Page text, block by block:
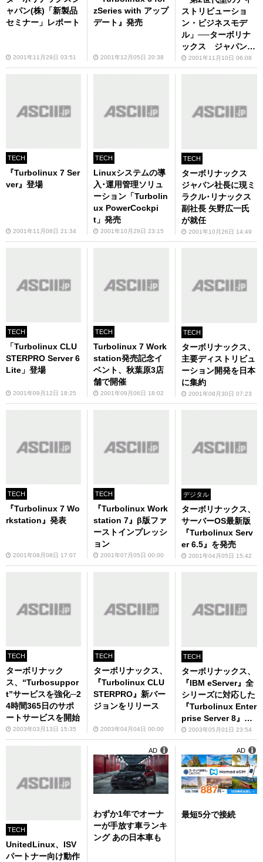
ャパン(株)「新製品
セミナー」レポート
2001年11月29日 03:51
zSeries with アップ
デート』発売
2001年12月05日 20:38
ストリビューショ
ン・ビジネスモデ
ル」──ターボリナ
ックス ジャパン
(株)代表取締役社長
矢野広一氏インタビ
2001年11月10日 06:08
TECH
『Turbolinux 7 Ser
ver』登場
2001年11月08日 21:34
TECH
Linuxシステムの導
入･運用管理ソリュ
ーション「Turbolin
ux PowerCockpi
t」発売
2001年10月29日 23:15
TECH
ターボリナックス
ジャパン社長に現ミ
ラクル･リナックス
副社長 矢野広一氏
が就任
2001年10月26日 14:49
TECH
「Turbolinux CLU
STERPRO Server 6
Lite」登場
2001年09月12日 18:25
TECH
Turbolinux 7 Work
station発売記念イ
ベント、秋葉原3店
舗で開催
2001年09月06日 18:02
TECH
ターボリナックス、
主要ディストリビュ
ーション開発を日本
に集約
2001年08月30日 07:23
TECH
『Turbolinux 7 Wo
rkstation』発表
2001年08月08日 17:07
TECH
『Turbolinux Work
station 7』β版ファ
ーストインプレッシ
ョン
2001年07月05日 00:00
デジタル
ターボリナックス、
サーバーOS最新版
『Turbolinux Serv
er 6.5』を発売
2001年04月05日 15:42
TECH
ターボリナック
ス、“Turbosuppor
t”サービスを強化─2
4時間365日のサポ
ートサービスを開始
2003年03月13日 15:35
TECH
ターボリナックス、
『Turbolinux CLU
STERPRO』新バー
ジョンをリリース
2003年04月04日 00:00
TECH
ターボリナックス、
『IBM eServer』全
シリーズに対応した
『Turbolinux Enter
prise Server 8』を
発売2003年05月01日 23:54
TECH
UnitedLinux、ISV
パートナー向け動作
わずか1年でオーナ
ーが手放す車ランキ
ング あの日本車も
AD
最短5分で接続
AD